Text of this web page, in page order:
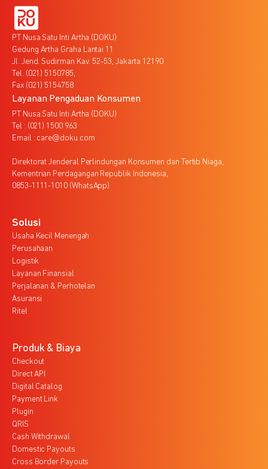
PT Nusa Satu Inti Artha (DOKU)
Gedung Artha Graha Lantai 11
Jl. Jend. Sudirman Kav. 52-53, Jakarta 12190
Tel. (021) 5150785,
Fax (021) 5154758
Layanan Pengaduan Konsumen
PT Nusa Satu Inti Artha (DOKU)
Tel : (021) 1500 963
Email : care@doku.com
Direktorat Jenderal Perlindungan Konsumen dan Tertib Niaga,
Kementrian Perdagangan Republik Indonesia,
0853-1111-1010 (WhatsApp)
Solusi
Usaha Kecil Menengah
Perusahaan
Logistik
Layanan Finansial
Perjalanan & Perhotelan
Asuransi
Ritel
Produk & Biaya
Checkout
Direct API
Digital Catalog
Payment Link
Plugin
QRIS
Cash Withdrawal
Domestic Payouts
Cross Border Payouts